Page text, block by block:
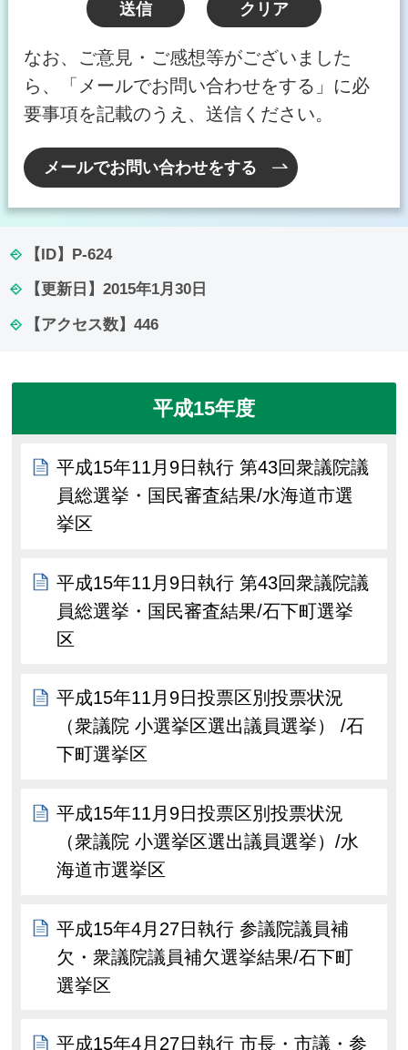
なお、ご意見・ご感想等がございました
ら、「メールでお問い合わせをする」に必
要事項を記載のうえ、送信ください。
メールでお問い合わせをする
【ID】 P-624
【更新日】 2015年1月30日
【アクセス数】 446
平成15年度
平成15年11月9日執行 第43回衆議院議
員総選挙・国民審査結果/水海道市選
挙区
平成15年11月9日執行 第43回衆議院議
員総選挙・国民審査結果/石下町選挙
区
平成15年11月9日投票区別投票状況
（衆議院 小選挙区選出議員選挙） /石
下町選挙区
平成15年11月9日投票区別投票状況
（衆議院 小選挙区選出議員選挙）/水
海道市選挙区
平成15年4月27日執行 参議院議員補
欠・衆議院議員補欠選挙結果/石下町
選挙区
平成15年4月27日執行 市長・市議・参